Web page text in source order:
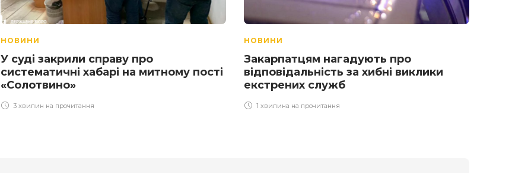
НОВИНИ
У суді закрили справу про
систематичні хабарі на митному пості
«Солотвино»
3 хвилин на прочитання
НОВИНИ
Закарпатцям нагадують про
відповідальність за хибні виклики
екстрених служб
1 хвилина на прочитання